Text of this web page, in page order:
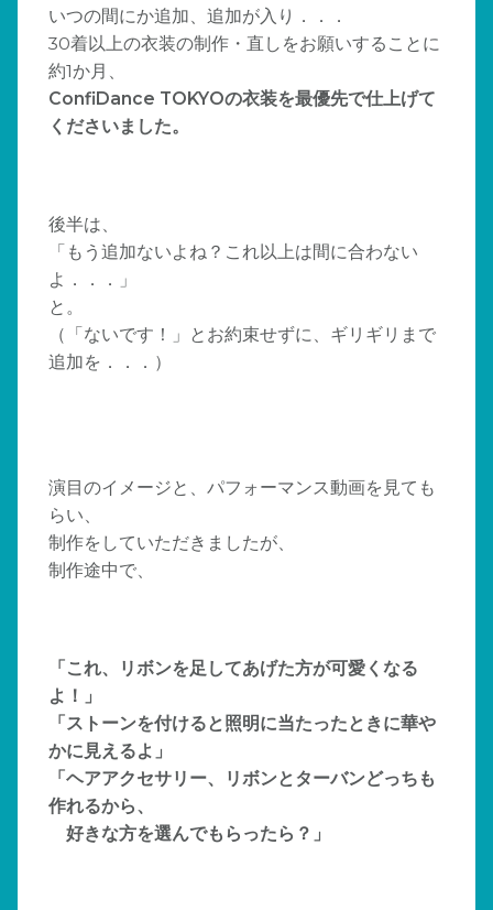
いつの間にか追加、追加が入り．．．
30着以上の衣装の制作・直しをお願いすることに
約1か月、
ConfiDance TOKYOの衣装を最優先で仕上げて
くださいました。
後半は、
「もう追加ないよね？これ以上は間に合わない
よ．．．」
と。
（「ないです！」とお約束せずに、ギリギリまで
追加を．．．）
演目のイメージと、パフォーマンス動画を見ても
らい、
制作をしていただきましたが、
制作途中で、
「これ、リボンを足してあげた方が可愛くなる
よ！」
「ストーンを付けると照明に当たったときに華や
かに見えるよ」
「ヘアアクセサリー、リボンとターバンどっちも
作れるから、
好きな方を選んでもらったら？」